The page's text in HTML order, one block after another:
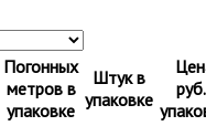
Погонных
метров в
упаковке
Штук в
упаковке